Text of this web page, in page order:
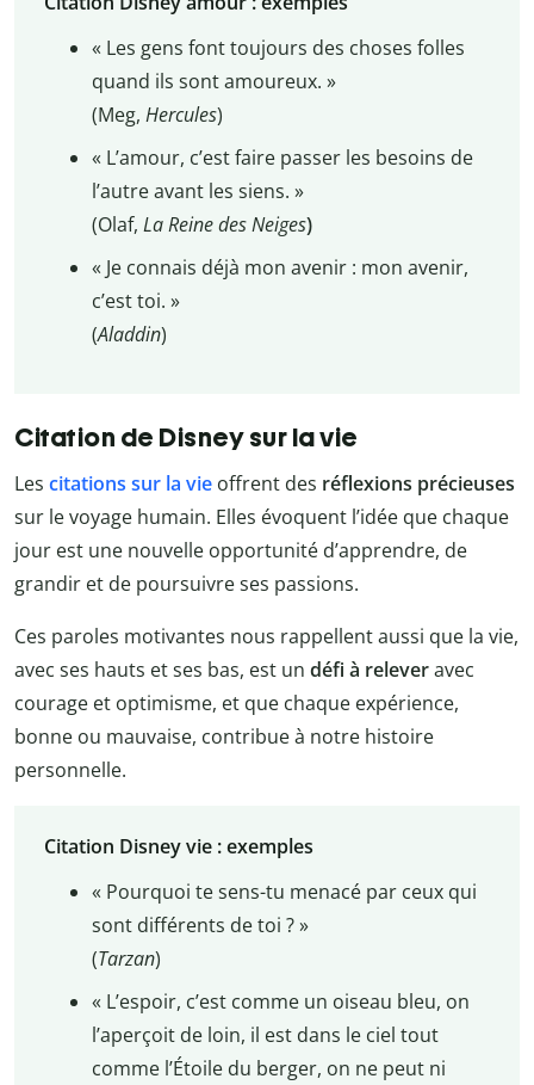
« Les gens font toujours des choses folles
quand ils sont amoureux. »
(Meg, Hercules)
« L’amour, c’est faire passer les besoins de
l’autre avant les siens. »
(Olaf, La Reine des Neiges)
« Je connais déjà mon avenir : mon avenir,
c’est toi. »
(Aladdin)
Citation de Disney sur la vie
Les citations sur la vie offrent des réflexions précieuses
sur le voyage humain. Elles évoquent l’idée que chaque
jour est une nouvelle opportunité d’apprendre, de
grandir et de poursuivre ses passions.
Ces paroles motivantes nous rappellent aussi que la vie,
avec ses hauts et ses bas, est un défi à releveravec
courage et optimisme, et que chaque expérience,
bonne ou mauvaise, contribue à notre histoire
personnelle.
Citation Disney vie : exemples
« Pourquoi te sens-tu menacé par ceux qui
sont différents de toi ? »
(Tarzan)
« L’espoir, c’est comme un oiseau bleu, on
l’aperçoit de loin, il est dans le ciel tout
comme l’Étoile du berger, on ne peut ni